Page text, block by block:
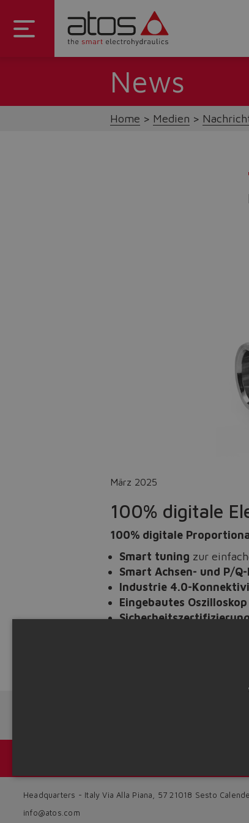
News
Home Medien
März 2025
100% digitale
100% digitale
Smart tuning zur
Smart Achsen- und P/
Industrie 4.0-
Eingebautes Oszilloskop
Entdecken Sie die
Headquarters - Italy Via Alla Piana, 57 21018 Sesto
info@atos.com